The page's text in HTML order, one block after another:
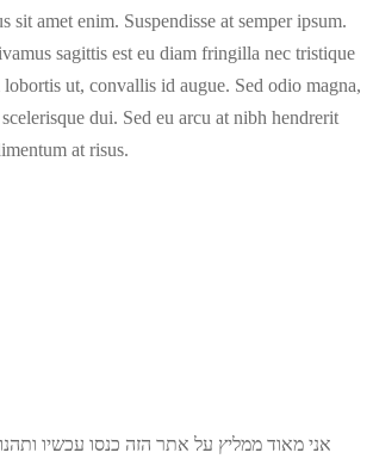
amet enim. Suspendisse at semper ipsum.
sagittis est eu diam fringilla nec tristique
ut, convallis id augue. Sed odio magna,
dui. Sed eu arcu at nibh hendrerit
at risus.
אני מאוד ממליץ על אתר הזה כנסו עכשיו